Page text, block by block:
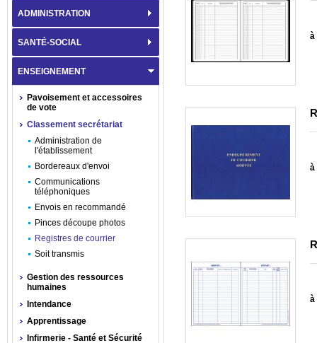
à
à
à
ADMINISTRATION
SANTÉ-SOCIAL
ENSEIGNEMENT
Pavoisement et accessoires
de vote
Classement secrétariat
Administration de
l'établissement
Bordereaux d'envoi
Communications
téléphoniques
Envois en recommandé
Pinces découpe photos
Registres de courrier
Soit transmis
Gestion des ressources
humaines
Intendance
Apprentissage
Infirmerie - Santé et Sécurité